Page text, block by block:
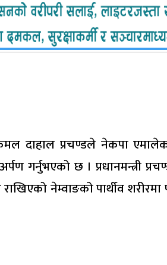
दाहाल प्रचण्डले नेकपा
अर्पण गर्नुभएको छ ।
राखिएको नेम्वाङको पार्थीव